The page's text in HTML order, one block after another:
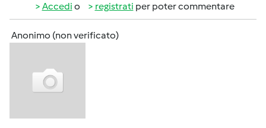
Accedi o registrati per poter commentare
Anonimo (non verificato)